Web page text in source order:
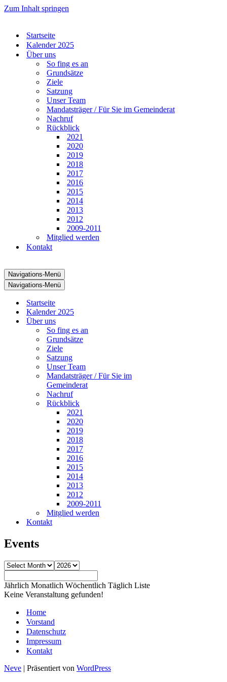
Zum Inhalt springen
Startseite
Kalender 2025
Über uns
So fing es an
Grundsätze
Ziele
Satzung
Unser Team
Mandatsträger / Für Sie im Gemeinderat
Nachruf
Rückblick
2021
2020
2019
2018
2017
2016
2015
2014
2013
2012
2009-2011
Mitglied werden
Kontakt
Navigations-Menü
Navigations-Menü
Startseite
Kalender 2025
Über uns
So fing es an
Grundsätze
Ziele
Satzung
Unser Team
Mandatsträger / Für Sie im
Gemeinderat
Nachruf
Rückblick
2021
2020
2019
2018
2017
2016
2015
2014
2013
2012
2009-2011
Mitglied werden
Kontakt
Events
Jährlich Monatlich Wöchentlich Täglich Liste
Keine Veranstaltung gefunden!
Home
Vorstand
Datenschutz
Impressum
Kontakt
Neve | Präsentiert von WordPress